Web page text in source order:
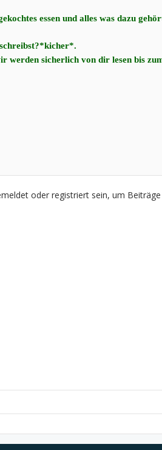
essen und alles was dazu
werden sicherlich von dir lesen bis
oder registriert sein, um